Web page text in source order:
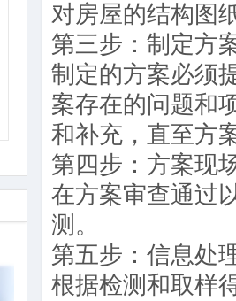
对房屋的结构图
第三步：制定方
制定的方案必须
案存在的问题和
和补充，直至方
第四步：方案现
在方案审查通过
测。
第五步：信息处
根据检测和取样